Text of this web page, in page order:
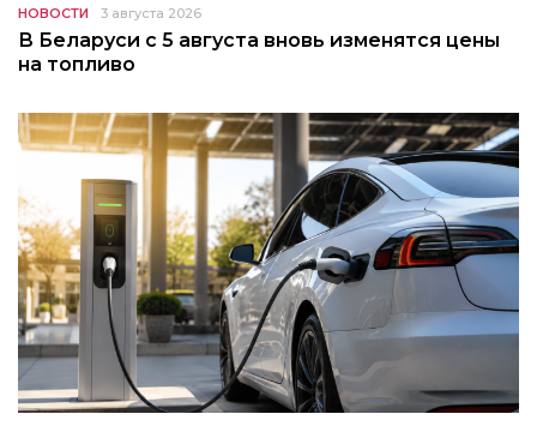
НОВОСТИ 3 августа 2026
В Беларуси с 5 августа вновь изменятся цены
на топливо